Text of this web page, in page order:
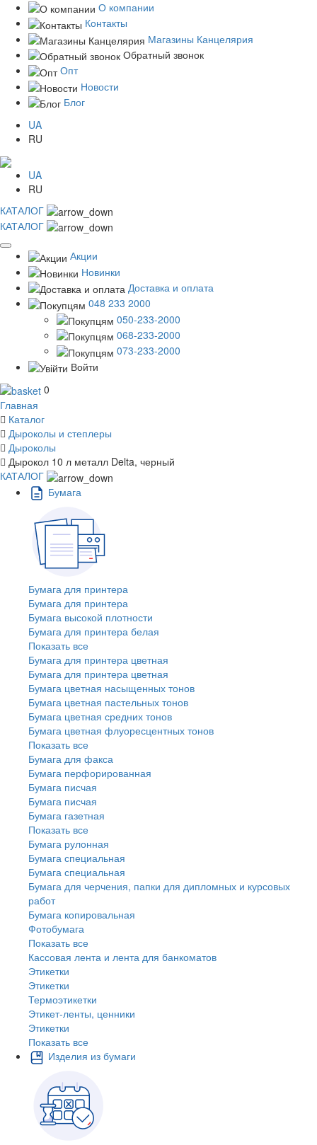
О компании
Контакты
Магазины Канцелярия
Обратный звонок
Опт
Новости
Блог
UA
RU
UA
RU
КАТАЛОГ
КАТАЛОГ
Акции
Новинки
Доставка и оплата
048 233 2000
050-233-2000
068-233-2000
073-233-2000
Войти
0
Главная
Каталог
Дыроколы и степлеры
Дыроколы
Дырокол 10 л металл Delta, черный
КАТАЛОГ
Бумага
Бумага для принтера
Бумага для принтера
Бумага высокой плотности
Бумага для принтера белая
Показать все
Бумага для принтера цветная
Бумага для принтера цветная
Бумага цветная насыщенных тонов
Бумага цветная пастельных тонов
Бумага цветная средних тонов
Бумага цветная флуоресцентных тонов
Показать все
Бумага для факса
Бумага перфорированная
Бумага писчая
Бумага писчая
Бумага газетная
Показать все
Бумага рулонная
Бумага специальная
Бумага специальная
Бумага для черчения, папки для дипломных и курсовых
работ
Бумага копировальная
Фотобумага
Показать все
Кассовая лента и лента для банкоматов
Этикетки
Этикетки
Термоэтикетки
Этикет-ленты, ценники
Этикетки
Показать все
Изделия из бумаги